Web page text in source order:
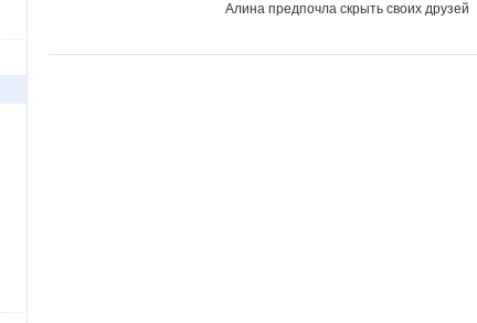
Алина предпочла скрыть своих друзей